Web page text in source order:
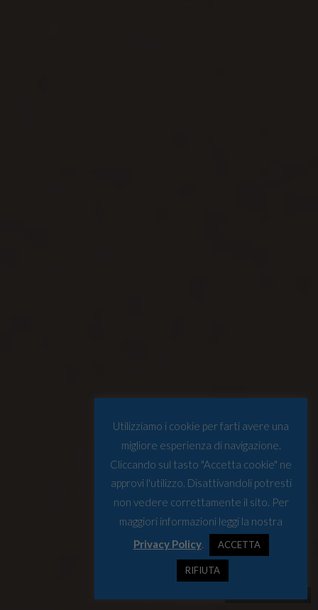
Utilizziamo i cookie per farti avere una
migliore esperienza di navigazione.
Cliccando sul tasto "Accetta cookie" ne
approvi l'utilizzo. Disattivandoli potresti
non vedere correttamente il sito. Per
maggiori informazioni leggi la nostra
Privacy Policy. ACCETTA
RIFIUTA